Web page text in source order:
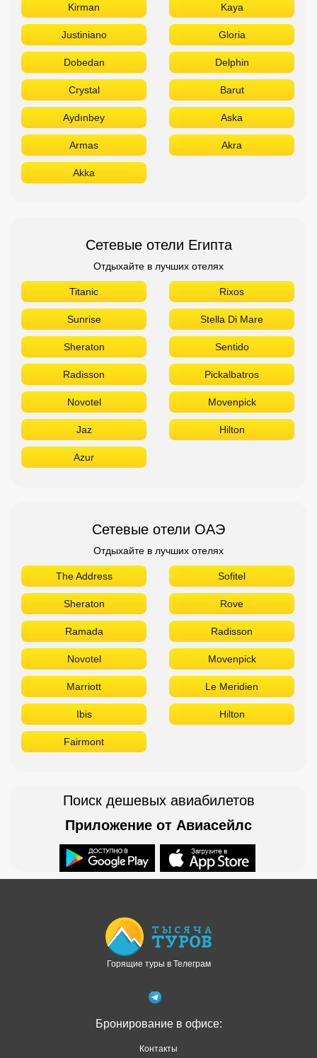
Kirman Kaya
Justiniano Gloria
Dobedan Delphin
Crystal Barut
Aydınbey Aska
Armas Akra
Akka
Сетевые отели Египта
Отдыхайте в лучших отелях
Titanic Rixos
Sunrise Stella Di Mare
Sheraton Sentido
Radisson Pickalbatros
Novotel Movenpick
Jaz Hilton
Azur
Сетевые отели ОАЭ
Отдыхайте в лучших отелях
The Address Sofitel
Sheraton Rove
Ramada Radisson
Novotel Movenpick
Marriott Le Meridien
Ibis Hilton
Fairmont
Поиск дешевых авиабилетов
Приложение от Авиасейлс
Горящие туры в Телеграм
Бронирование в офисе:
Контакты